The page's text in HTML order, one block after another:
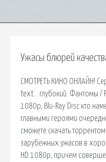
Ужасы блюрей
СМОТРЕТЬ КИНО ОНЛАЙН!
text… глубокий. Фантомы /
1080p, Blu-Ray Disc кто
главными героями
сможете скачать
зарубежных ужасов в
HD 1080p, причем